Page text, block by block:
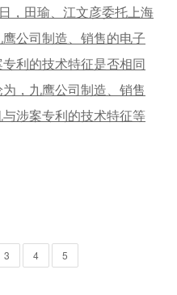
，田瑜、江文彦委托上海
公司制造、销售的电子
利的技术特征是否相同
，九鹰公司制造、销售
涉案专利的技术特征等
3 4 5